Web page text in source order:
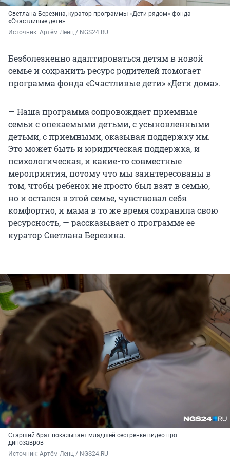
Светлана Березина, куратор программы «Дети рядом» фонда
«Счастливые дети»
Источник: Артём Ленц / NGS24.RU
Безболезненно адаптироваться детям в новой
семье и сохранить ресурс родителей помогает
программа фонда «Счастливые дети» «Дети дома».
— Наша программа сопровождает приемные
семьи с опекаемыми детьми, с усыновленными
детьми, с приемными, оказывая поддержку им.
Это может быть и юридическая поддержка, и
психологическая, и какие-то совместные
мероприятия, потому что мы заинтересованы в
том, чтобы ребенок не просто был взят в семью,
но и остался в этой семье, чувствовал себя
комфортно, и мама в то же время сохранила свою
ресурсность, — рассказывает о программе ее
куратор Светлана Березина.
Старший брат показывает младшей сестренке видео про
динозавров
Источник: Артём Ленц / NGS24.RU